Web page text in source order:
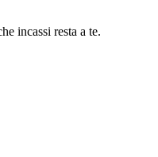
incassi resta a te.